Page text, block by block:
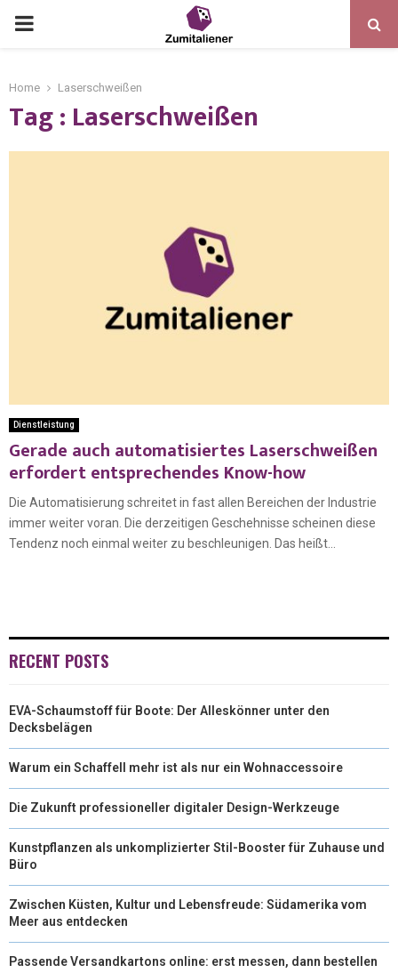
Home Laserschweißen
Tag : Laserschweißen
Dienstleistung
Gerade auch automatisiertes Laserschweißen
erfordert entsprechendes Know-how
Die Automatisierung schreitet in fast allen Bereichen der Industrie
immer weiter voran. Die derzeitigen Geschehnisse scheinen diese
Tendenz noch einmal weiter zu beschleunigen. Das heißt...
RECENT POSTS
EVA-Schaumstoff für Boote: Der Alleskönner unter den
Decksbelägen
Warum ein Schaffell mehr ist als nur ein Wohnaccessoire
Die Zukunft professioneller digitaler Design-Werkzeuge
Kunstpflanzen als unkomplizierter Stil-Booster für Zuhause und
Büro
Zwischen Küsten, Kultur und Lebensfreude: Südamerika vom
Meer aus entdecken
Passende Versandkartons online: erst messen, dann bestellen